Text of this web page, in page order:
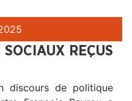
REÇUS
discours de politique